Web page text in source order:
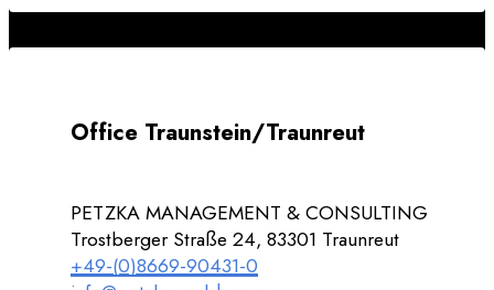
Office Traunstein/Traunreut
PETZKA MANAGEMENT & CONSULTING
Trostberger Straße 24, 83301 Traunreut
+49-(0)8669-90431-0